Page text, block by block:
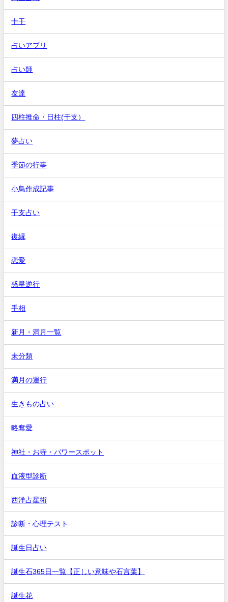
十干
占いアプリ
占い師
友達
四柱推命・日柱(干支）
夢占い
季節の行事
小鳥作成記事
干支占い
復縁
恋愛
惑星逆行
手相
新月・満月一覧
未分類
満月の運行
生きもの占い
略奪愛
神社・お寺・パワースポット
血液型診断
西洋占星術
診断・心理テスト
誕生日占い
誕生石365日一覧【正しい意味や石言葉】
誕生花